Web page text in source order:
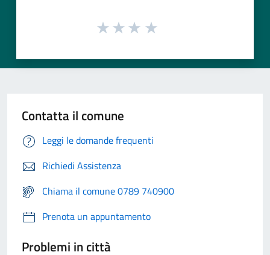
Contatta il comune
Leggi le domande frequenti
Richiedi Assistenza
Chiama il comune 0789 740900
Prenota un appuntamento
Problemi in città